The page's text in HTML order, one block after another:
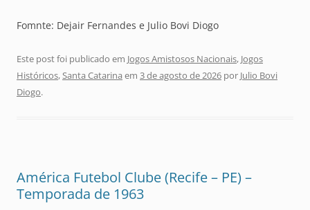
Fomnte: Dejair Fernandes e Julio Bovi Diogo
Este post foi publicado em Jogos Amistosos Nacionais, Jogos
Históricos,Santa Catarina em 3 de agosto de 2026 por Julio Bovi
Diogo.
América Futebol Clube (Recife – PE) –
Temporada de 1963